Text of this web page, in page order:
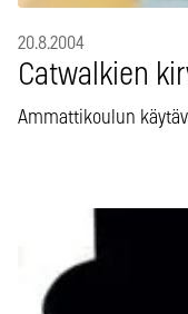
20.8.2004
Catwalkien
Ammattikoulun